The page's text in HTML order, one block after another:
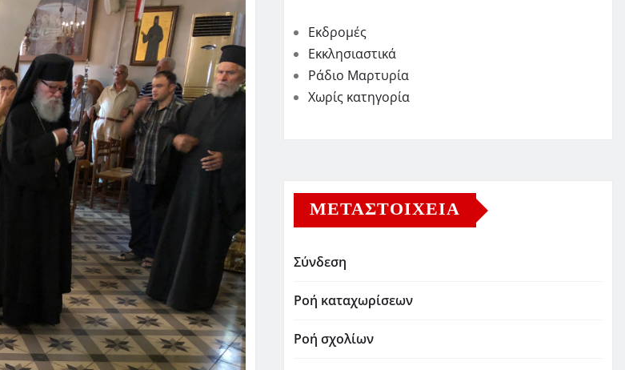
Εκδρομές
Εκκλησιαστικά
Ράδιο Μαρτυρία
Χωρίς κατηγορία
ΜΕΤΑΣΤΟΙΧΕΊΑ
Σύνδεση
Ροή καταχωρίσεων
Ροή σχολίων